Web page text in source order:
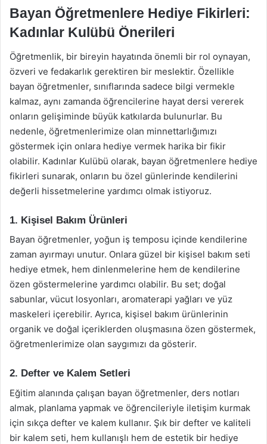
Bayan Öğretmenlere Hediye Fikirleri:
Kadınlar Kulübü Önerileri
Öğretmenlik, bir bireyin hayatında önemli bir rol oynayan,
özveri ve fedakarlık gerektiren bir meslektir. Özellikle
bayan öğretmenler, sınıflarında sadece bilgi vermekle
kalmaz, aynı zamanda öğrencilerine hayat dersi vererek
onların gelişiminde büyük katkılarda bulunurlar. Bu
nedenle, öğretmenlerimize olan minnettarlığımızı
göstermek için onlara hediye vermek harika bir fikir
olabilir. Kadınlar Kulübü olarak, bayan öğretmenlere hediye
fikirleri sunarak, onların bu özel günlerinde kendilerini
değerli hissetmelerine yardımcı olmak istiyoruz.
1. Kişisel Bakım Ürünleri
Bayan öğretmenler, yoğun iş temposu içinde kendilerine
zaman ayırmayı unutur. Onlara güzel bir kişisel bakım seti
hediye etmek, hem dinlenmelerine hem de kendilerine
özen göstermelerine yardımcı olabilir. Bu set; doğal
sabunlar, vücut losyonları, aromaterapi yağları ve yüz
maskeleri içerebilir. Ayrıca, kişisel bakım ürünlerinin
organik ve doğal içeriklerden oluşmasına özen göstermek,
öğretmenlerimize olan saygımızı da gösterir.
2. Defter ve Kalem Setleri
Eğitim alanında çalışan bayan öğretmenler, ders notları
almak, planlama yapmak ve öğrencileriyle iletişim kurmak
için sıkça defter ve kalem kullanır. Şık bir defter ve kaliteli
bir kalem seti, hem kullanışlı hem de estetik bir hediye